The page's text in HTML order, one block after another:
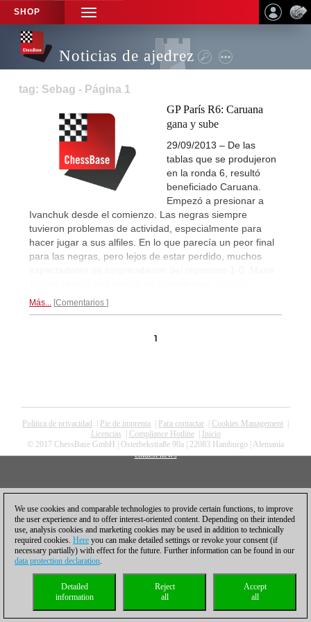
SHOP
TOGGLE
NAVIGATION
Noticias de ajedrez
tag: Sebag - Página 1
GP París R6: Caruana
gana y sube
29/09/2013 – De las
tablas que se produjeron
en la ronda 6, resultó
beneficiado Caruana.
Empezó a presionar a
Ivanchuk desde el comienzo. Las negras siempre
tuvieron problemas de actividad, especialmente para
hacer jugar a sus alfiles. En lo que parecía un peor final
para las negras, pero lejos de estar perdido, muchos
Más... Comentarios
1
Política de privacidad Pie de imprenta Para contactar Cookies Management
Licencias
Compliance Hotline|
Inicio
© 2017 ChessBase GmbH | Osterbekstraße 90a | 22083 Hamburgo | Alemania
coldest news
We use cookies and comparable technologies to provide certain functions, to improve
the user experience and to offer interest-oriented content. Depending on their intended
use, analysis cookies and marketing cookies may be used in addition to technically
required cookies. Here you can make detailed settings or revoke your consent (if
necessary partially) with effect for the future. Further information can be found in our
data protection declaration.
Accept
all
Reject
all
Detailed
information